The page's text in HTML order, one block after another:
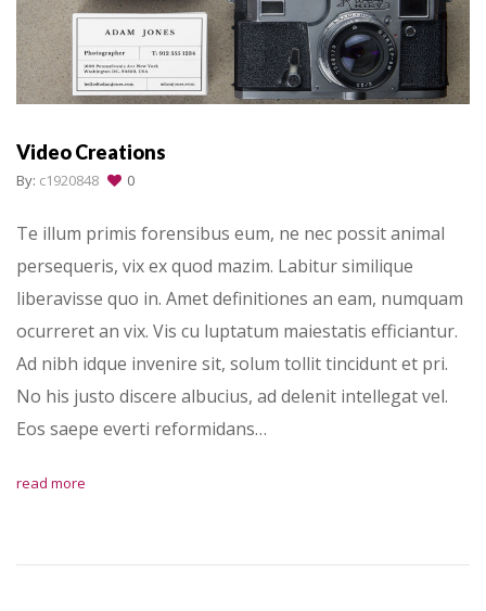
Video Creations
By: c1920848 0
Te illum primis forensibus eum, ne nec possit animal
persequeris, vix ex quod mazim. Labitur similique
liberavisse quo in. Amet definitiones an eam, numquam
ocurreret an vix. Vis cu luptatum maiestatis efficiantur.
Ad nibh idque invenire sit, solum tollit tincidunt et pri.
No his justo discere albucius, ad delenit intellegat vel.
Eos saepe everti reformidans…
read more